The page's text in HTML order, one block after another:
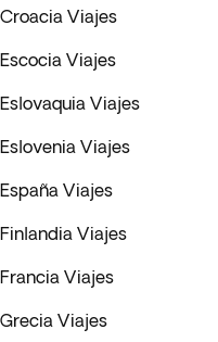
Croacia Viajes
Escocia Viajes
Eslovaquia Viajes
Eslovenia Viajes
España Viajes
Finlandia Viajes
Francia Viajes
Grecia Viajes